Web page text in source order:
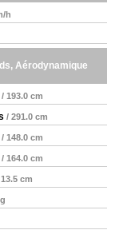
h
Aérodynamique
/ 193.0 cm
/ 291.0 cm
/ 148.0 cm
/ 164.0 cm
cm